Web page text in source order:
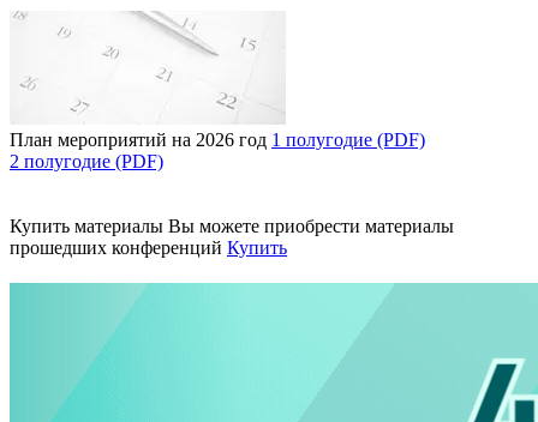
План мероприятий на 2026 год 1 полугодие (PDF)
2 полугодие (PDF)
Купить материалы Вы можете приобрести материалы
прошедших конференций Купить